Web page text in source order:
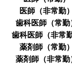
医師（非常勤）
歯科医師（常勤
歯科医師（非常勤
薬剤師（常勤）
薬剤師（非常勤